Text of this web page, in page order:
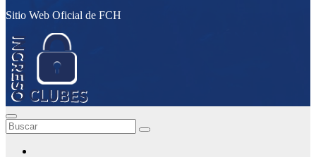
Sitio Web Oficial de FCH